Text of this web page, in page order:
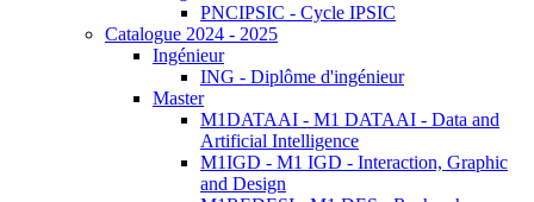
PNCIPSIC - Cycle IPSIC
Catalogue 2024 - 2025
Ingénieur
ING - Diplôme d'ingénieur
Master
M1DATAAI - M1 DATAAI - Data and
Artificial Intelligence
M1IGD - M1 IGD - Interaction, Graphic
and Design